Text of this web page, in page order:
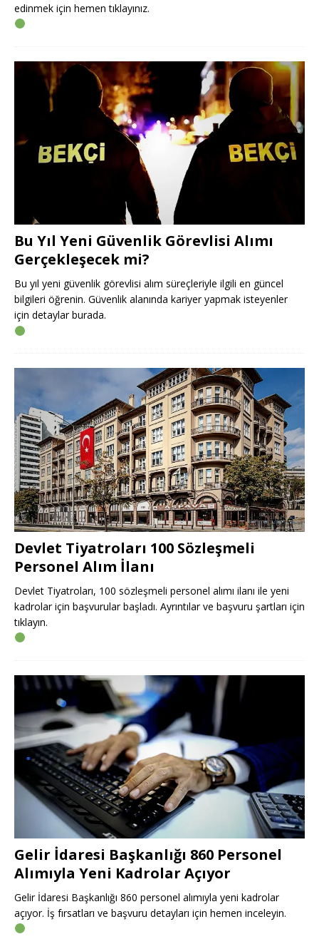
edinmek için hemen tıklayınız.
Bu Yıl Yeni Güvenlik Görevlisi Alımı
Gerçekleşecek mi?
Bu yıl yeni güvenlik görevlisi alım süreçleriyle ilgili en güncel
bilgileri öğrenin. Güvenlik alanında kariyer yapmak isteyenler
için detaylar burada.
Devlet Tiyatroları 100 Sözleşmeli
Personel Alım İlanı
Devlet Tiyatroları, 100 sözleşmeli personel alımı ilanı ile yeni
kadrolar için başvurular başladı. Ayrıntılar ve başvuru şartları için
tıklayın.
Gelir İdaresi Başkanlığı 860 Personel
Alımıyla Yeni Kadrolar Açıyor
Gelir İdaresi Başkanlığı 860 personel alımıyla yeni kadrolar
açıyor. İş fırsatları ve başvuru detayları için hemen inceleyin.